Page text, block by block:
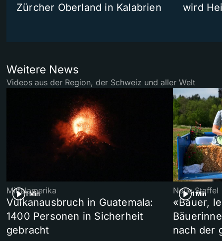
Zürcher Oberland in Kalabrien
wird
Weitere News
Videos aus der Region, der Schweiz und aller Welt
1 Min
Mittelamerika
Vulkanausbruch in Guatemala:
1400 Personen in Sicherheit
gebracht
1 Min
Neue Staffel
«Bauer,
nach der